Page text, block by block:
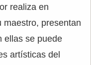
realiza en
maestro, presentan
ellas se puede
artísticas del